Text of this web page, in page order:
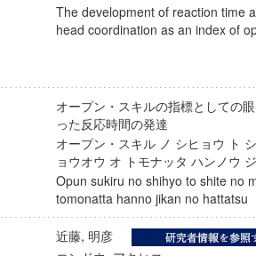
The development of reaction time
head coordination as an index of
オープン・スキルの指標としての
った反応時間の発達
オープン・スキル ノ シヒョウ ト
ョウオウ オ トモナッタ ハンノウ
Opun sukiru no shihyo to shite no
tomonatta hanno jikan no hattatsu
近藤, 明彦